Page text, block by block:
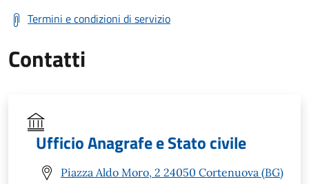
Termini e condizioni di servizio
Contatti
Ufficio Anagrafe e Stato civile
Piazza Aldo Moro, 2 24050 Cortenuova (BG)